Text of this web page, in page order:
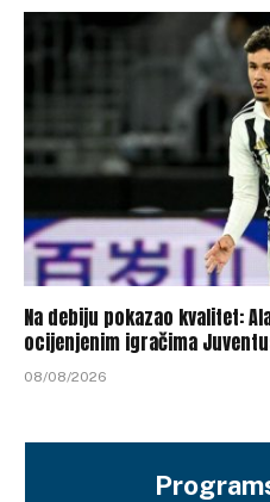
Na debiju pokazao kvalitet:
ocijenjenim igračima
08/08/2026